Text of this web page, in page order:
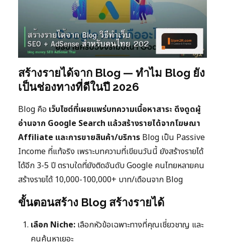
สร้างรายได้จาก Blog — ทำไม Blog ยัง
เป็นช่องทางที่ดีในปี 2026
Blog คือ เว็บไซต์ที่เผยแพร่บทความเนื้อหาสาระ ดึงดูดผู้
อ่านจาก Google Search แล้วสร้างรายได้จากโฆษณา
Affiliate และการขายสินค้า/บริการ Blog เป็น Passive
Income ที่แท้จริง เพราะบทความที่เขียนวันนี้ ยังสร้างรายได้
ได้อีก 3-5 ปี ตราบใดที่ยังติดอันดับ Google คนไทยหลายคน
สร้างรายได้ 10,000-100,000+ บาท/เดือนจาก Blog
ขั้นตอนสร้าง Blog สร้างรายได้
เลือก Niche: เลือกหัวข้อเฉพาะทางที่คุณเชี่ยวชาญ และ
คนค้นหาเยอะ